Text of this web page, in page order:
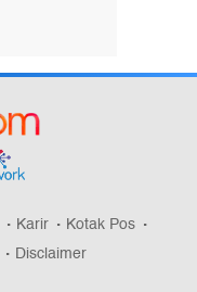
Karir
Kotak Pos
Disclaimer